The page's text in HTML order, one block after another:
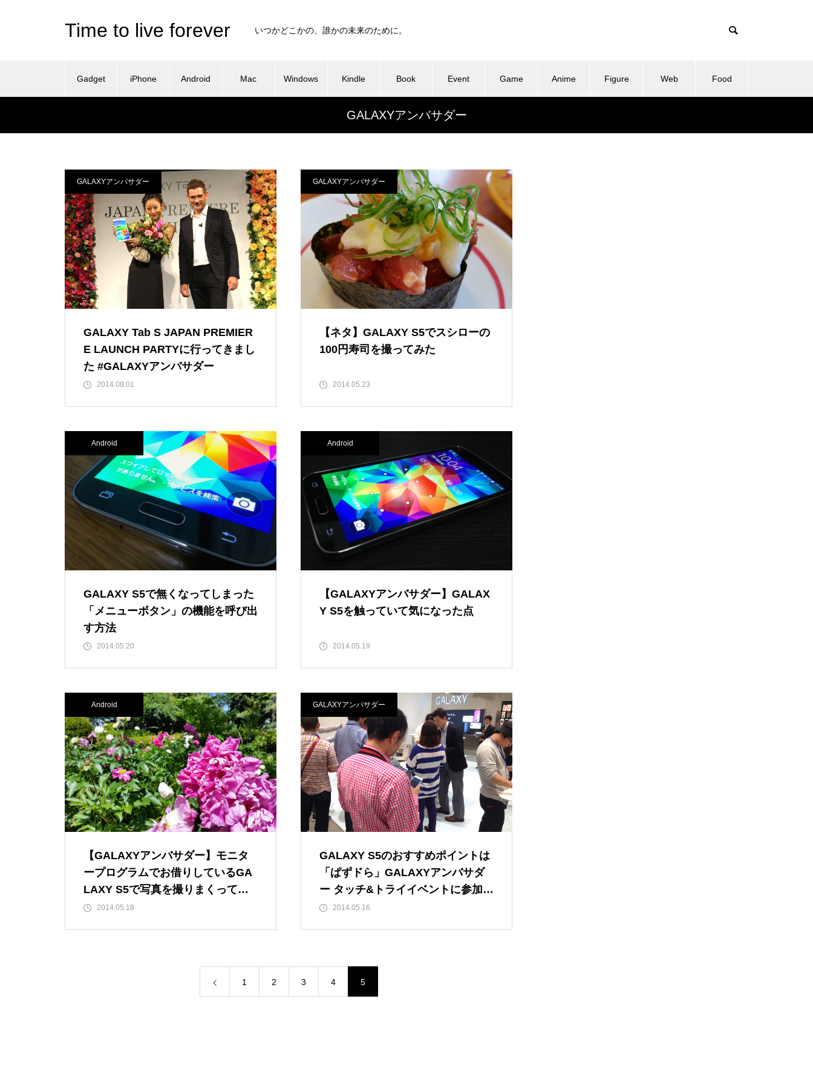
Time to live forever いつかどこかの、誰かの未来のために。
Gadget iPhone Android Mac Windows Kindle Book Event Game Anime Figure Web Food
GALAXYアンバサダー
GALAXYアンバサダー
GALAXY Tab S JAPAN PREMIER
E LAUNCH PARTYに行ってきまし
た #GALAXYアンバサダー
2014.08.01
GALAXYアンバサダー
【ネタ】GALAXY S5でスシローの
100円寿司を撮ってみた
2014.05.23
Android
GALAXY S5で無くなってしまった
「メニューボタン」の機能を呼び出
す方法
2014.05.20
Android
【GALAXYアンバサダー】GALAX
Y S5を触っていて気になった点
2014.05.19
Android
【GALAXYアンバサダー】モニタ
ープログラムでお借りしているGA
LAXY S5で写真を撮りまくってみ
た
2014.05.18
GALAXYアンバサダー
GALAXY S5のおすすめポイントは
「ぱずドら」GALAXYアンバサダ
ー タッチ&トライイベントに参加し
てきました
2014.05.16
1 2 3 4 5